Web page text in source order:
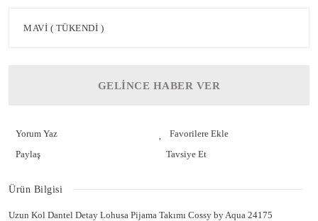
GELİNCE HABER VER
Yorum Yaz
Paylaş
Tavsiye Et
Ürün Bilgisi
Uzun Kol Dantel Detay Lohusa Pijama Takımı Cossy by Aqua 24175